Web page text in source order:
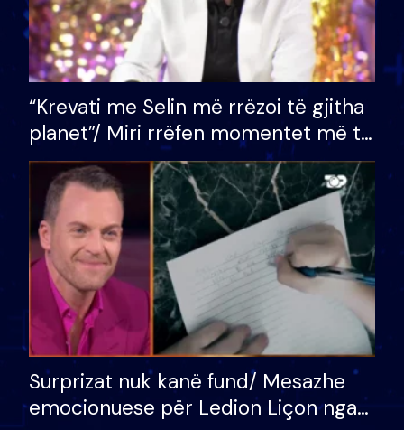
“Krevati me Selin më rrëzoi të gjitha
planet”/ Miri rrëfen momentet më të
bukura në shtëpinë e BB VIP: Do më
mungojë zilja e mëngjesit kur…
Surprizat nuk kanë fund/ Mesazhe
emocionuese për Ledion Liçon nga